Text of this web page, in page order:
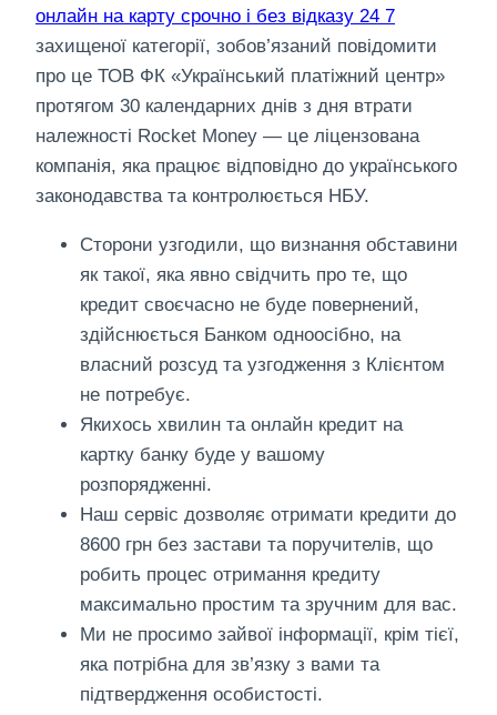
онлайн на карту срочно і без відказу 24 7
захищеної категорії, зобов’язаний повідомити
про це ТОВ ФК «Український платіжний центр»
протягом 30 календарних днів з дня втрати
належності Rocket Money — це ліцензована
компанія, яка працює відповідно до українського
законодавства та контролюється НБУ.
Сторони узгодили, що визнання обставини
як такої, яка явно свідчить про те, що
кредит своєчасно не буде повернений,
здійснюється Банком одноосібно, на
власний розсуд та узгодження з Клієнтом
не потребує.
Якихось хвилин та онлайн кредит на
картку банку буде у вашому
розпорядженні.
Наш сервіс дозволяє отримати кредити до
8600 грн без застави та поручителів, що
робить процес отримання кредиту
максимально простим та зручним для вас.
Ми не просимо зайвої інформації, крім тієї,
яка потрібна для зв’язку з вами та
підтвердження особистості.